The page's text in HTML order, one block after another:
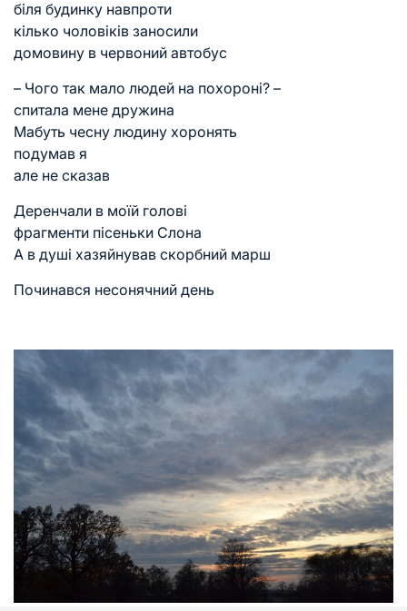
біля будинку навпроти
кілько чоловіків заносили
домовину в червоний автобус
– Чого так мало людей на похороні? –
спитала мене дружина
Мабуть чесну людину хоронять
подумав я
але не сказав
Деренчали в моїй голові
фрагменти пісеньки Слона
А в душі хазяйнував скорбний марш
Починався несонячний день